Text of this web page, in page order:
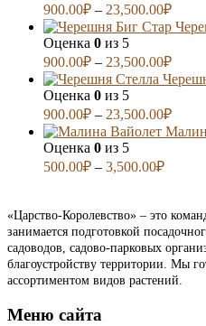
900.00₽ – 23,500.00₽
Оценка 0 из 5
900.00₽ – 23,500.00₽
Оценка 0 из 5
900.00₽ – 23,500.00₽
Оценка 0 из 5
500.00₽ – 3,500.00₽
«Царство-Королевство» – это
занимается подготовкой
садоводов, садово-парковых
благоустройству территории. Мы
ассортиментом видов растений.
Меню сайта